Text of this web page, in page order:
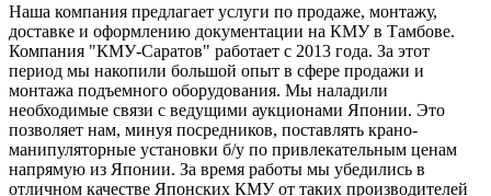
Наша компания предлагает услуги по продаже, монтажу,
доставке и оформлению документации на КМУ в Тамбове.
Компания "КМУ-Саратов" работает с 2013 года. За этот
период мы накопили большой опыт в сфере продажи и
монтажа подъемного оборудования. Мы наладили
необходимые связи с ведущими аукционами Японии. Это
позволяет нам, минуя посредников, поставлять крано-
манипуляторные установки б/у по привлекательным ценам
напрямую из Японии. За время работы мы убедились в
отличном качестве Японских КМУ от таких производителей